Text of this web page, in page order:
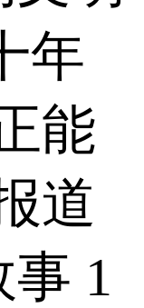
年
能
道
事 1